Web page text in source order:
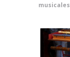
musicales